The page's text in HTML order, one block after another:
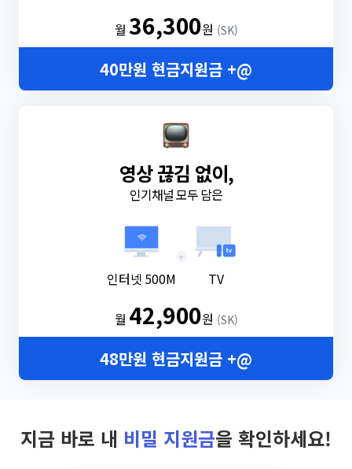
월36,300원 (SK)
40만원 현금지원금 +@
영상 끊김 없이,
인기채널 모두 담은
인터넷 500M
+
TV
월 42,900원 (SK)
48만원 현금지원금 +@
지금 바로 내 비밀 지원금을 확인하세요!